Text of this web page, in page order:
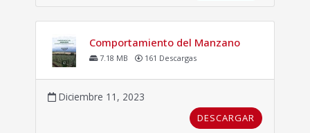
Comportamiento del Manzano
7.18 MB 161 Descargas
Diciembre 11, 2023
DESCARGAR